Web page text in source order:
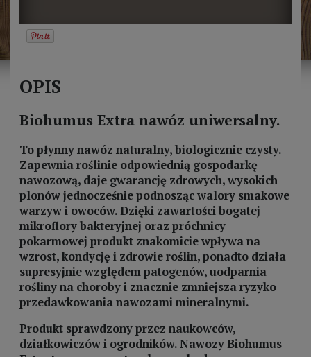
OPIS
Biohumus Extra nawóz uniwersalny.
To płynny nawóz naturalny, biologicznie czysty.
Zapewnia roślinie odpowiednią gospodarkę
nawozową, daje gwarancję zdrowych, wysokich
plonów jednocześnie podnosząc walory smakowe
warzyw i owoców. Dzięki zawartości bogatej
mikroflory bakteryjnej oraz próchnicy
pokarmowej produkt znakomicie wpływa na
wzrost, kondycję i zdrowie roślin, ponadto działa
supresyjnie względem patogenów, uodparnia
rośliny na choroby i znacznie zmniejsza ryzyko
przedawkowania nawozami mineralnymi.
Produkt sprawdzony przez naukowców,
działkowiczów i ogrodników. Nawozy Biohumus